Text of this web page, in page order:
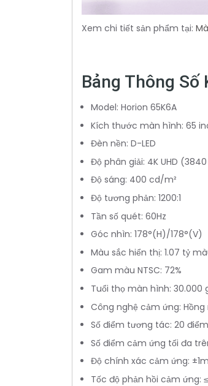
Xem chi tiết sản phẩm tại:
Bảng Thông Số
Model: Horion 65K6A
Kích thước màn hình: 65
Đèn nền: D-LED
Độ phân giải: 4K UHD (3840
Độ sáng: 400 cd/m²
Độ tương phản: 1200:1
Tần số quét: 60Hz
Góc nhìn: 178°(H)/178°(V)
Màu sắc hiển thị: 1.07 tỷ
Gam màu NTSC: 72%
Tuổi thọ màn hình: 30.000
Công nghệ cảm ứng: Hồng
Số điểm tương tác: 20 điểm
Số điểm cảm ứng tối đa
Độ chính xác cảm ứng:
Tốc độ phản hồi cảm ứng: